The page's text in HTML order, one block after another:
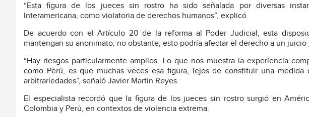
“Esta figura de los jueces sin rostro ha sido señalada por diversas
Interamericana, como violatoria de derechos humanos”, explicó
De acuerdo con el Artículo 20 de la reforma al Poder Judicial, esta
mantengan su anonimato; no obstante, esto podría afectar el derecho a un juicio
“Hay riesgos particularmente amplios. Lo que nos muestra la experiencia
como Perú, es que muchas veces esa figura, lejos de constituir una
arbitrariedades”, señaló Javier Martín Reyes.
El especialista recordó que la figura de los jueces sin rostro surgió en
Colombia y Perú, en contextos de violencia extrema.